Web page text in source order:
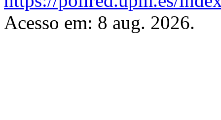
Acesso em: 8 aug. 2026.